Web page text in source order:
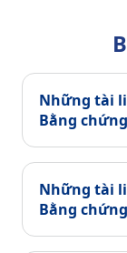
Những tài
Bằng
Những tài
Bằng